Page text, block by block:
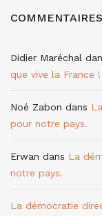
Didier Maréchal
que vive la France !
Noé Zabon dans
pour notre pays.
Erwan dans La
notre pays.
La démocratie